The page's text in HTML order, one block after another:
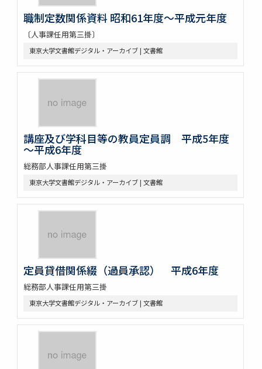
職制定数関係資料 昭和61年度～平成元年度
〔人事課任用第三掛〕
東京大学文書館デジタル・アーカイブ | 文書館
講座及び学科目等の教員定員調 平成5年度
～平成6年度
総務部人事課任用第三掛
東京大学文書館デジタル・アーカイブ | 文書館
定員貸借関係綴（過員承認） 平成6年度
総務部人事課任用第三掛
東京大学文書館デジタル・アーカイブ | 文書館